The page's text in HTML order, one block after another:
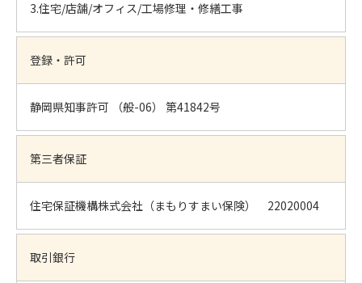
3.住宅/店舗/オフィス/工場修理・修繕工事
登録・許可
静岡県知事許可 （般-06） 第41842号
第三者保証
住宅保証機構株式会社（まもりすまい保険） 22020004
取引銀行